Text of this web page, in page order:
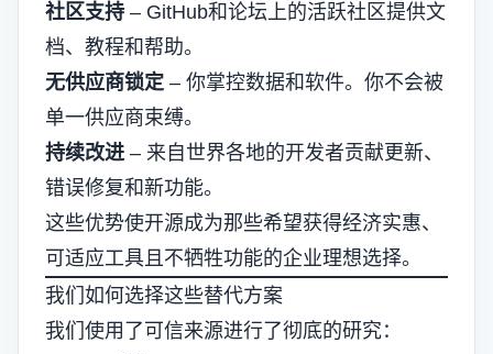
社区支持 – GitHub和论坛上的活跃社区提供文
档、教程和帮助。
无供应商锁定– 你掌控数据和软件。你不会被
单一供应商束缚。
持续改进 – 来自世界各地的开发者贡献更新、
错误修复和新功能。
这些优势使开源成为那些希望获得经济实惠、
可适应工具且不牺牲功能的企业理想选择。
我们如何选择这些替代方案
我们使用了可信来源进行了彻底的研究：